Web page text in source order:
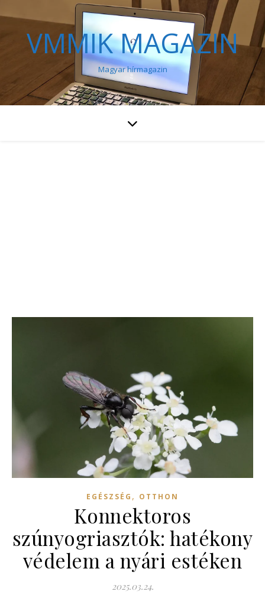
VMMIK MAGAZIN
Magyar hírmagazin
EGÉSZSÉG , OTTHON
Konnektoros
szúnyogriasztók: hatékony
védelem a nyári estéken
2025.03.24.